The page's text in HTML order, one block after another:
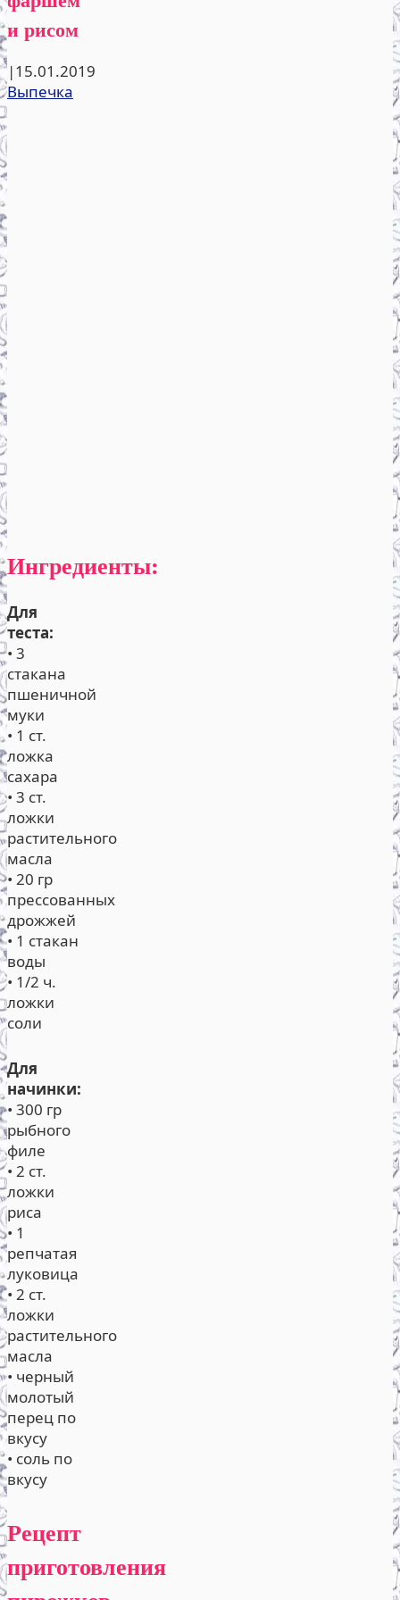
и рисом
|15.01.2019
Выпечка
Ингредиенты:
Для
теста:
• 3
стакана
пшеничной
муки
• 1 ст.
ложка
сахара
• 3 ст.
ложки
растительного
масла
• 20 гр
прессованных
дрожжей
• 1 стакан
воды
• 1/2 ч.
ложки
соли
Для
начинки:
• 300 гр
рыбного
филе
• 2 ст.
ложки
риса
• 1
репчатая
луковица
• 2 ст.
ложки
растительного
масла
• черный
молотый
перец по
вкусу
• соль по
вкусу
Рецепт
приготовления